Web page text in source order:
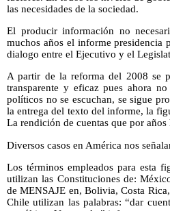
las necesidades de la sociedad.
El producir información no
muchos años el informe presidencia
dialogo entre el Ejecutivo y el
A partir de la reforma del 2008 se
transparente y eficaz pues ahora
políticos no se escuchan, se sigue
la entrega del texto del informe, la
La rendición de cuentas que por
Diversos casos en América nos
Los términos empleados para esta
utilizan las Constituciones de:
de MENSAJE en, Bolivia, Costa
Chile utilizan las palabras: “dar